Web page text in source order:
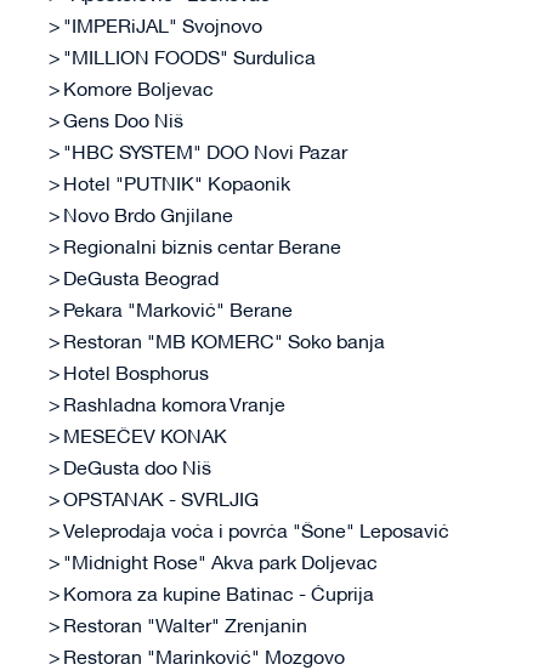
"IMPERiJAL" Svojnovo
"MILLION FOODS" Surdulica
Komore Boljevac
Gens Doo Niš
"HBC SYSTEM" DOO Novi Pazar
Hotel "PUTNIK" Kopaonik
Novo Brdo Gnjilane
Regionalni biznis centar Berane
DeGusta Beograd
Pekara "Marković" Berane
Restoran "MB KOMERC" Soko banja
Hotel Bosphorus
Rashladna komora Vranje
MESEČEV KONAK
DeGusta doo Niš
OPSTANAK - SVRLJIG
Veleprodaja voća i povrća "Šone" Leposavić
"Midnight Rose" Akva park Doljevac
Komora za kupine Batinac - Ćuprija
Restoran "Walter" Zrenjanin
Restoran "Marinković" Mozgovo